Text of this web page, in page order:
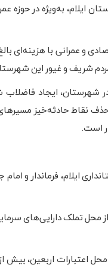
ایلام، به‌ویژه در حوزه
شریف و غیور این
شهرستان، ایجاد فاضلاب
حذف نقاط حادثه‌خیز
است.
ایلام، فرماندار و